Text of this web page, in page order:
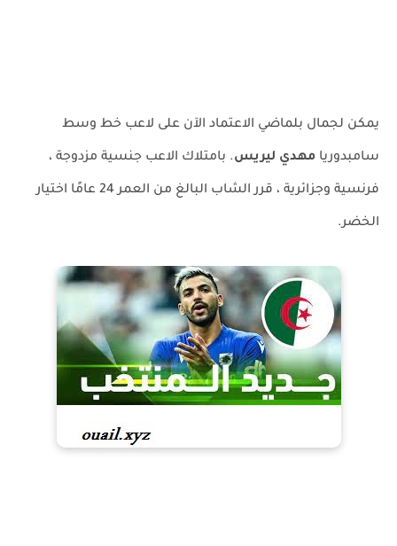
يمكن لجمال بلماضي الاعتماد الآن على لاعب خط وسط
سامبدوريا مهدي ليريس. بامتلاك الاعب جنسية مزدوجة ،
فرنسية وجزائرية ، قرر الشاب البالغ من العمر 24 عامًا اختيار
الخضر.